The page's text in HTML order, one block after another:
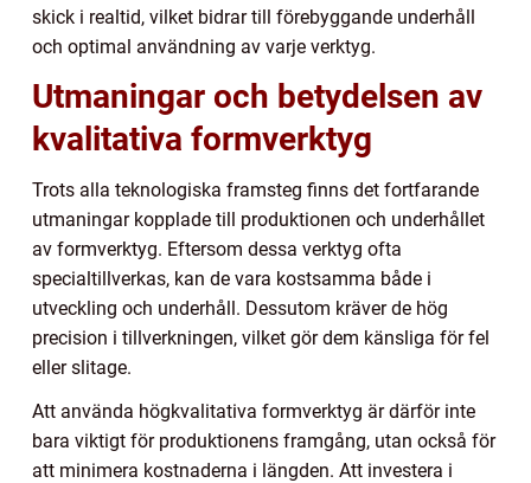
skick i realtid, vilket bidrar till förebyggande underhåll
och optimal användning av varje verktyg.
Utmaningar och betydelsen av
kvalitativa formverktyg
Trots alla teknologiska framsteg finns det fortfarande
utmaningar kopplade till produktionen och underhållet
av formverktyg. Eftersom dessa verktyg ofta
specialtillverkas, kan de vara kostsamma både i
utveckling och underhåll. Dessutom kräver de hög
precision i tillverkningen, vilket gör dem känsliga för fel
eller slitage.
Att använda högkvalitativa formverktyg är därför inte
bara viktigt för produktionens framgång, utan också för
att minimera kostnaderna i längden. Att investera i